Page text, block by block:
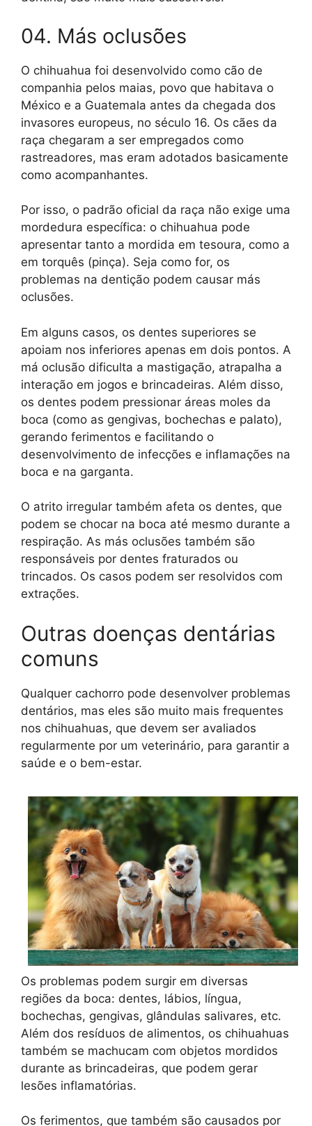
04. Más oclusões
O chihuahua foi desenvolvido como cão de
companhia pelos maias, povo que habitava o
México e a Guatemala antes da chegada dos
invasores europeus, no século 16. Os cães da
raça chegaram a ser empregados como
rastreadores, mas eram adotados basicamente
como acompanhantes.
Por isso, o padrão oficial da raça não exige uma
mordedura específica: o chihuahua pode
apresentar tanto a mordida em tesoura, como a
em torquês (pinça). Seja como for, os
problemas na dentição podem causar más
oclusões.
Em alguns casos, os dentes superiores se
apoiam nos inferiores apenas em dois pontos. A
má oclusão dificulta a mastigação, atrapalha a
interação em jogos e brincadeiras. Além disso,
os dentes podem pressionar áreas moles da
boca (como as gengivas, bochechas e palato),
gerando ferimentos e facilitando o
desenvolvimento de infecções e inflamações na
boca e na garganta.
O atrito irregular também afeta os dentes, que
podem se chocar na boca até mesmo durante a
respiração. As más oclusões também são
responsáveis por dentes fraturados ou
trincados. Os casos podem ser resolvidos com
extrações.
Outras doenças dentárias
comuns
Qualquer cachorro pode desenvolver problemas
dentários, mas eles são muito mais frequentes
nos chihuahuas, que devem ser avaliados
regularmente por um veterinário, para garantir a
saúde e o bem-estar.
Os problemas podem surgir em diversas
regiões da boca: dentes, lábios, língua,
bochechas, gengivas, glândulas salivares, etc.
Além dos resíduos de alimentos, os chihuahuas
também se machucam com objetos mordidos
durante as brincadeiras, que podem gerar
lesões inflamatórias.
Os ferimentos, que também são causados por